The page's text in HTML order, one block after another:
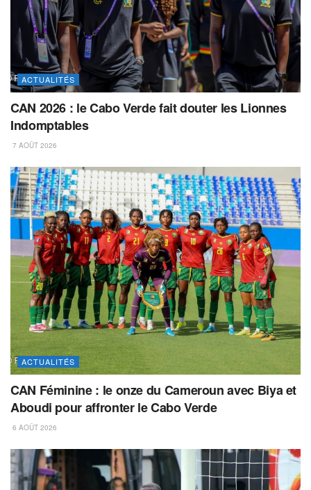
ACTUALITÉS
CAN 2026 : le Cabo Verde fait douter les Lionnes
Indomptables
7 AOÛT 2026
ACTUALITÉS
CAN Féminine : le onze du Cameroun avec Biya et
Aboudi pour affronter le Cabo Verde
6 AOÛT 2026